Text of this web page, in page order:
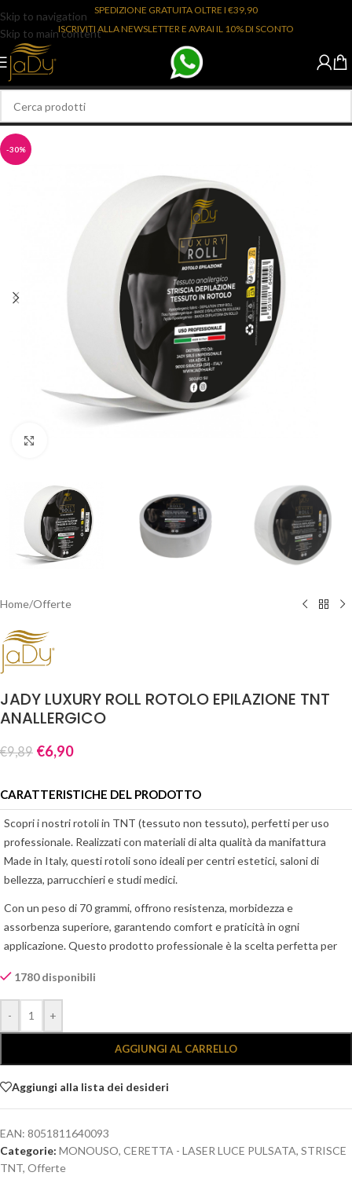
Skip to navigation
Skip to main content
SPEDIZIONE GRATUITA OLTRE I €39,90
ISCRIVITI ALLA NEWSLETTER E AVRAI IL 10% DI SCONTO
-30%
Home/Offerte
JADY LUXURY ROLL ROTOLO EPILAZIONE TNT
ANALLERGICO
€9,89 €6,90
CARATTERISTICHE DEL PRODOTTO
Scopri i nostri rotoli in TNT (tessuto non tessuto), perfetti per uso
professionale. Realizzati con materiali di alta qualità da manifattura
Made in Italy, questi rotoli sono ideali per centri estetici, saloni di
bellezza, parrucchieri e studi medici.
Con un peso di 70 grammi, offrono resistenza, morbidezza e
assorbenza superiore, garantendo comfort e praticità in ogni
applicazione. Questo prodotto professionale è la scelta perfetta per
- rotoli in TNT di alta qualità
- Made in Italy
- Grammatura 70g: ottimo equilibrio tra resistenza e comfort
- Ideali per uso professionale ed estetico
- Monouso, igienici e pratici
1780 disponibili
- +
AGGIUNGI AL CARRELLO
Aggiungi alla lista dei desideri
EAN: 8051811640093
Categorie: MONOUSO, CERETTA - LASER LUCE PULSATA, STRISCE
TNT, Offerte